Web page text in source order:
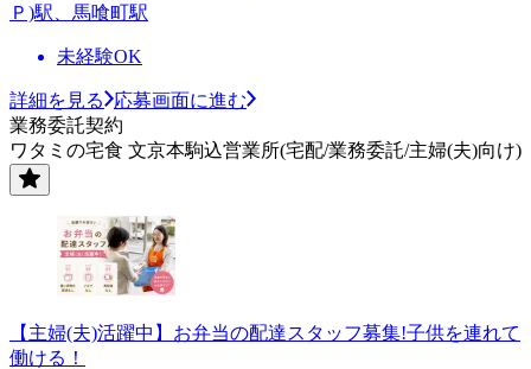
Ｐ)駅、馬喰町駅
未経験OK
詳細を見る
応募画面に進む
業務委託契約
ワタミの宅食 文京本駒込営業所(宅配/業務委託/主婦(夫)向け)
【主婦(夫)活躍中】お弁当の配達スタッフ募集!子供を連れて
働ける！